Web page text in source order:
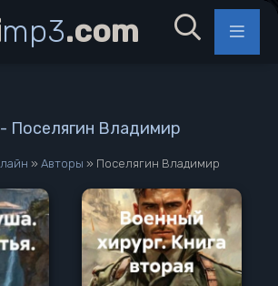
Поселягин Владимир
» Авторы » Поселягин Владимир
mp3.com